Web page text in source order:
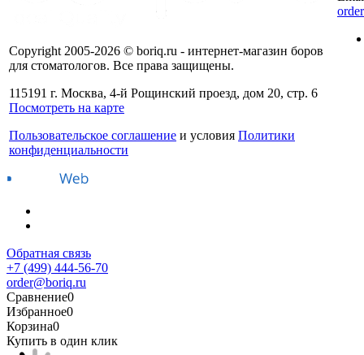
Copyright 2005-2026 © boriq.ru - интернет-магазин боров
для стоматологов. Все права защищены.
115191 г. Москва, 4-й Рощинский проезд, дом 20, стр. 6
Посмотреть на карте
Пользовательское соглашение и условия Политики
конфиденциальности
Обратная связь
+7 (499) 444-56-70
order@boriq.ru
Сравнение0
Избранное0
Корзина0
Купить в один клик